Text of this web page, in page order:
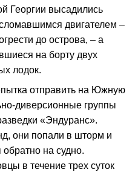
Георгии высадились
двигателем –
до острова, – а
на борту двух
лодок.
отправить на Южную
диверсионные группы
«Эндуранс».
они попали в шторм и
на судно.
в течение трех суток